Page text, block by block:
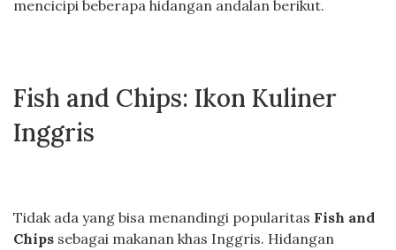
mencicipi beberapa hidangan andalan berikut.
Fish and Chips: Ikon Kuliner
Inggris
Tidak ada yang bisa menandingi popularitas Fish and
Chips sebagai makanan khas Inggris. Hidangan